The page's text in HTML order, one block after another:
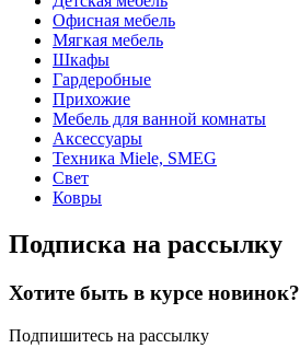
Офисная мебель
Мягкая мебель
Шкафы
Гардеробные
Прихожие
Мебель для ванной комнаты
Аксессуары
Техника Miele, SMEG
Свет
Ковры
Подписка на рассылку
Хотите быть в курсе новинок?
Подпишитесь на рассылку